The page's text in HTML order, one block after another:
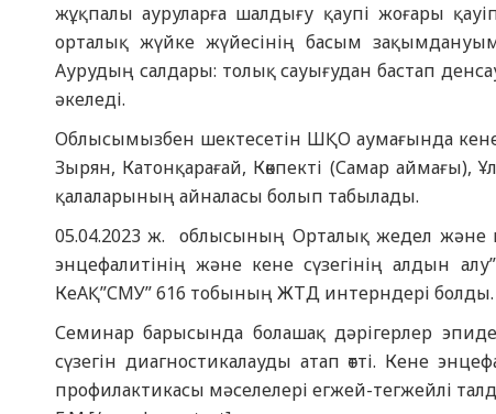
жұқпалы ауруларға шалдығу қаупі жоғары
орталық жүйке жүйесінің басым
Аурудың салдары: толық сауығудан бастап
әкеледі.
Облысымызбен шектесетін ШҚО аумағында кене
Зырян, Катонқарағай, Көкпекті (Самар
қалаларының айналасы болып табылады.
05.04.2023 ж. облысының Орталық жедел
энцефалитінің және кене сүзегінің алдын
КеАҚ”СМУ” 616 тобының ЖТД интерндері болды.
Семинар барысында болашақ дәрігерлер
сүзегін диагностикалауды атап өтті. Кене
профилактикасы мәселелері егжей-